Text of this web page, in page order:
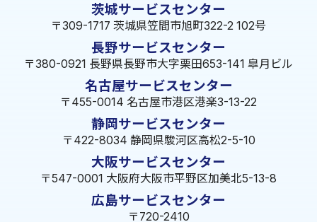
茨城サービスセンター
〒309-1717 茨城県笠間市旭町322-2 102号
長野サービスセンター
〒380-0921 長野県長野市大字栗田653-141 皐月ビル
名古屋サービスセンター
〒455-0014 名古屋市港区港楽3-13-22
静岡サービスセンター
〒422-8034 静岡県駿河区高松2-5-10
大阪サービスセンター
〒547-0001 大阪府大阪市平野区加美北5-13-8
広島サービスセンター
〒720-2410